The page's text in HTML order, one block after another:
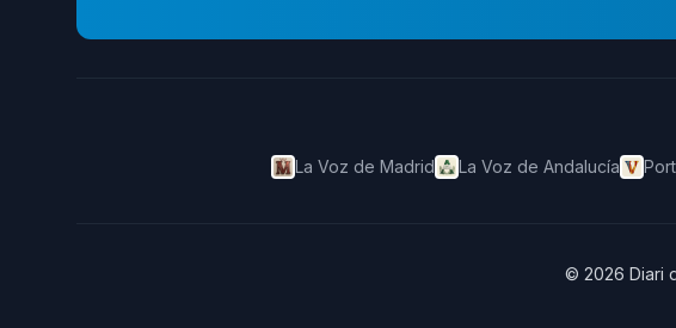
La Voz de Madrid La Voz de Andalucía
© 2026 Diari